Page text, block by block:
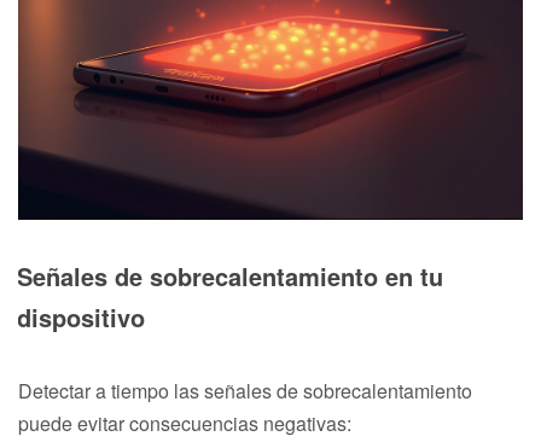
Señales de sobrecalentamiento en tu
dispositivo
Detectar a tiempo las señales de sobrecalentamiento
puede evitar consecuencias negativas: